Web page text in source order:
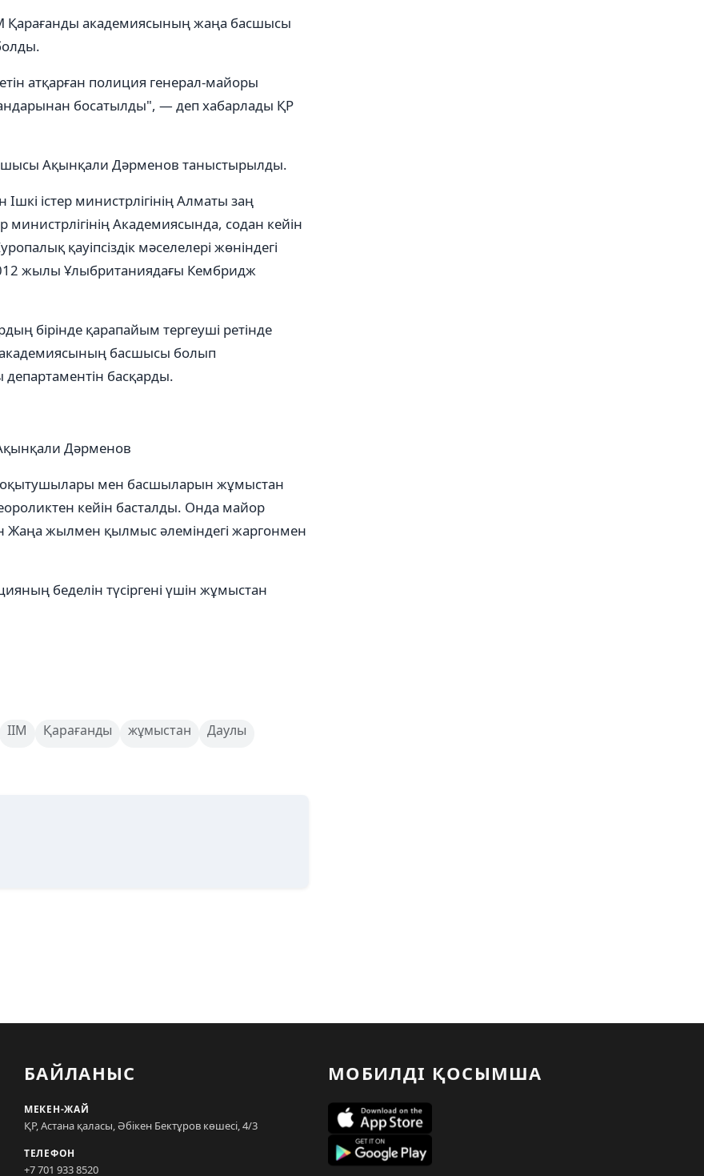
Қарағанды академиясының жаңа басшысы
атқарған полиция генерал-майоры
босатылды", — деп хабарлады ҚР
Ақынқали Дәрменов таныстырылды.
істер министрлігінің Алматы заң
министрлігінің Академиясында, содан кейін
қауіпсіздік мәселелері жөніндегі
жылы Ұлыбританиядағы Кембридж
бірінде қарапайым тергеуші ретінде
басшысы болып
департаментін басқарды.
Дәрменов
оқытушылары мен басшыларын жұмыстан
кейін басталды. Онда майор
Жаңа жылмен қылмыс әлеміндегі жаргонмен
беделін түсіргені үшін жұмыстан
ІІМ Қарағанды жұмыстан
Даулы
БАЙЛАНЫС
МЕКЕН-ЖАЙ
ҚР, Астана қаласы, Әбікен Бектұров көшесі, 4/3
ТЕЛЕФОН
+7 701 933 8520
МОБИЛДІ ҚОСЫМША